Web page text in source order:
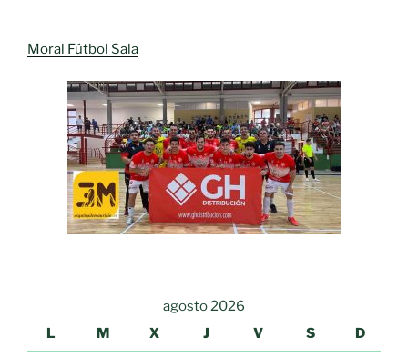
Moral Fútbol Sala
agosto 2026
L
M X J V S D